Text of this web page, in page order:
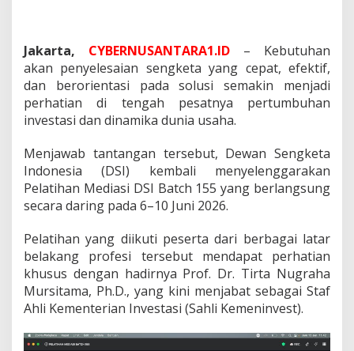
p
l
a
B
K
M
e
n
k
u
t
i
P
e
l
Jakarta, CYBERNUSANTARA1.ID – Kebutuhan
akan penyelesaian sengketa yang cepat, efektif,
dan berorientasi pada solusi semakin menjadi
perhatian di tengah pesatnya pertumbuhan
investasi dan dinamika dunia usaha.
Menjawab tantangan tersebut, Dewan Sengketa
Indonesia (DSI) kembali menyelenggarakan
Pelatihan Mediasi DSI Batch 155 yang berlangsung
secara daring pada 6–10 Juni 2026.
Pelatihan yang diikuti peserta dari berbagai latar
belakang profesi tersebut mendapat perhatian
khusus dengan hadirnya Prof. Dr. Tirta Nugraha
Mursitama, Ph.D., yang kini menjabat sebagai Staf
Ahli Kementerian Investasi (Sahli Kemeninvest).